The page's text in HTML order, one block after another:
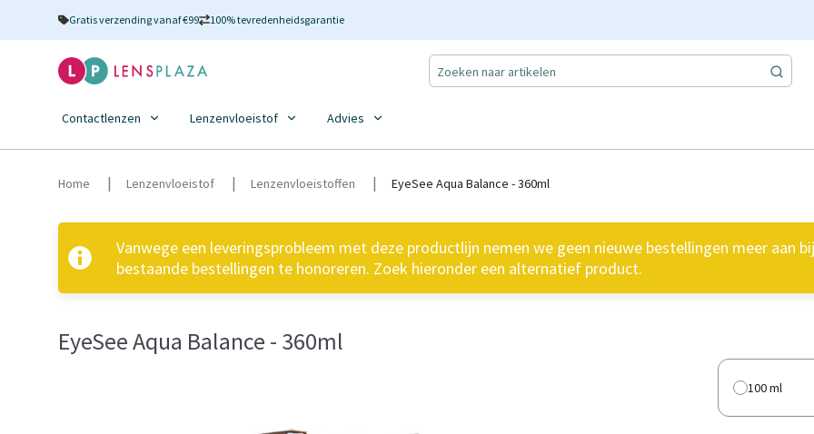
Gratis verzending vanaf €99 100% tevredenheidsgarantie
Contactlenzen Lenzenvloeistof Advies
Home Lenzenvloeistof Lenzenvloeistoffen EyeSee Aqua Balance - 360ml
Vanwege een leveringsprobleem met deze productlijn nemen we geen nieuwe bestellingen meer aan
bestaande bestellingen te honoreren. Zoek hieronder een alternatief product.
EyeSee Aqua Balance - 360ml
100 ml